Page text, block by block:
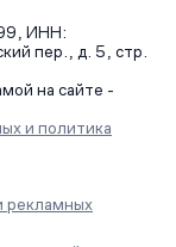
ИНН:
пер., д. 5, стр.
на сайте -
и политика
рекламных